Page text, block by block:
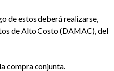
de estos deberá realizarse,
de Alto Costo (DAMAC), del
compra conjunta.